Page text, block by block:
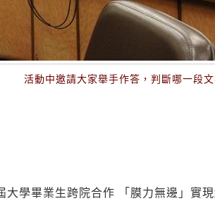
活動中邀請大家舉手作答，判斷哪一段
大學畢業生跨院合作 「膜力無邊」實